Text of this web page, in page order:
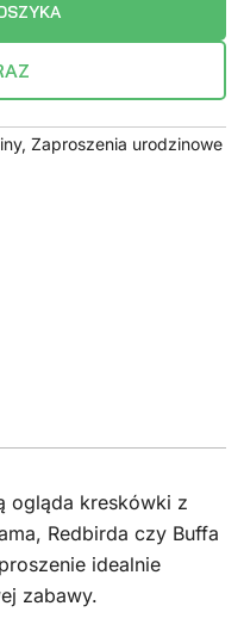
, Zaproszenia urodzinowe
ogląda kreskówki z
Redbirda czy Buffa
idealnie
zabawy.